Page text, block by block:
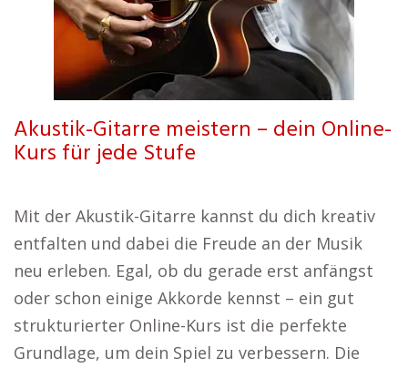
Akustik-Gitarre meistern – dein Online-
Kurs für jede Stufe
Mit der Akustik-Gitarre kannst du dich kreativ
entfalten und dabei die Freude an der Musik
neu erleben. Egal, ob du gerade erst anfängst
oder schon einige Akkorde kennst – ein gut
strukturierter Online-Kurs ist die perfekte
Grundlage, um dein Spiel zu verbessern. Die